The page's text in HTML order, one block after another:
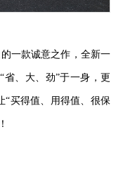
一款诚意之作，全新一
省、大、劲”于一身，更
“买得值、用得值、很保